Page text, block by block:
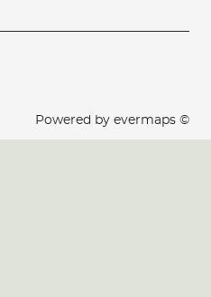
Powered by evermaps ©